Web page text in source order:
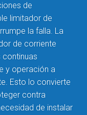
de
limitador de
la falla. La
de corriente
continuas
y operación a
Esto lo convierte
contra
de instalar